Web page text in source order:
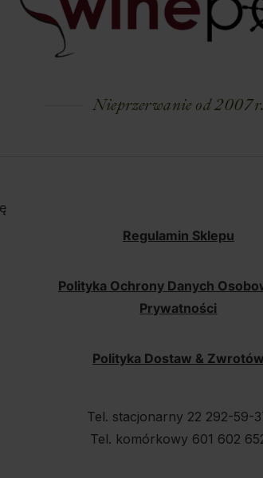
Nieprzerwanie od 2007 r.
Regulamin Sklepu
Polityka Ochrony Danych
Prywatności
Polityka Dostaw & Zwrotów
Tel. stacjonarny 22 292-59-
Tel. komórkowy 601 602